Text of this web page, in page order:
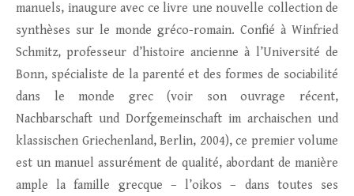
manuels, inaugure avec ce livre une nouvelle collection de
synthèses sur le monde gréco-romain. Confié à Winfried
Schmitz, professeur d’histoire ancienne à l’Université de
Bonn, spécialiste de la parenté et des formes de sociabilité
dans le monde grec (voir son ouvrage récent,
Nachbarschaft und Dorfgemeinschaft im archaischen und
klassischen Griechenland, Berlin, 2004), ce premier volume
est un manuel assurément de qualité, abordant de manière
ample la famille grecque – l’oikos – dans toutes ses